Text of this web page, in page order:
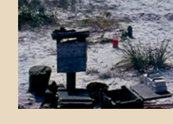
Overige plaatsen